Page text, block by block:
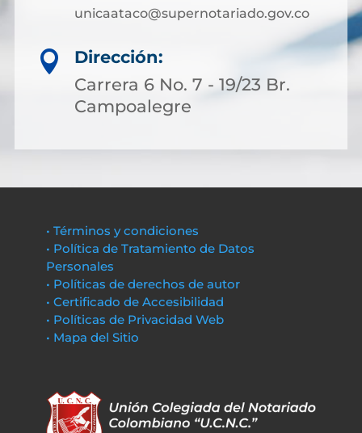
unicaataco@supernotariado.gov.co

Dirección:
Carrera 6 No. 7 - 19/23 Br.
Campoalegre
• Términos y condiciones
• Política de Tratamiento de Datos
Personales
• Políticas de derechos de autor
• Certificado de Accesibilidad
• Políticas de Privacidad Web
• Mapa del Sitio